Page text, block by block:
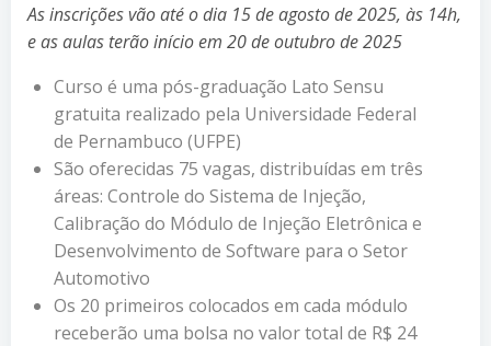
As inscrições vão até o dia 15 de agosto de 2025, às 14h,
e as aulas terão início em 20 de outubro de 2025
Curso é uma pós-graduação Lato Sensu
gratuita realizado pela Universidade Federal
de Pernambuco (UFPE)
São oferecidas 75 vagas, distribuídas em três
áreas: Controle do Sistema de Injeção,
Calibração do Módulo de Injeção Eletrônica e
Desenvolvimento de Software para o Setor
Automotivo
Os 20 primeiros colocados em cada módulo
receberão uma bolsa no valor total de R$ 24